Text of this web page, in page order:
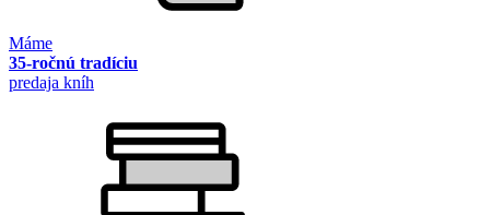
Máme
35-ročnú tradíciu
predaja kníh